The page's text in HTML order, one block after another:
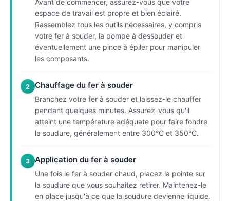
Avant de commencer, assurez-vous que votre
espace de travail est propre et bien éclairé.
Rassemblez tous les outils nécessaires, y compris
votre fer à souder, la pompe à dessouder et
éventuellement une pince à épiler pour manipuler
les composants.
2 Chauffage du fer à souder
Branchez votre fer à souder et laissez-le chauffer
pendant quelques minutes. Assurez-vous qu'il
atteint une température adéquate pour faire fondre
la soudure, généralement entre 300°C et 350°C.
3 Application du fer à souder
Une fois le fer à souder chaud, placez la pointe sur
la soudure que vous souhaitez retirer. Maintenez-le
en place jusqu'à ce que la soudure devienne liquide.